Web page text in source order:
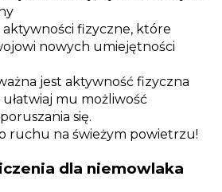
aktywności fizyczne, które
nowych umiejętności
jest aktywność fizyczna
mu możliwość
się.
ruchu na świeżym powietrzu!
dla niemowlaka